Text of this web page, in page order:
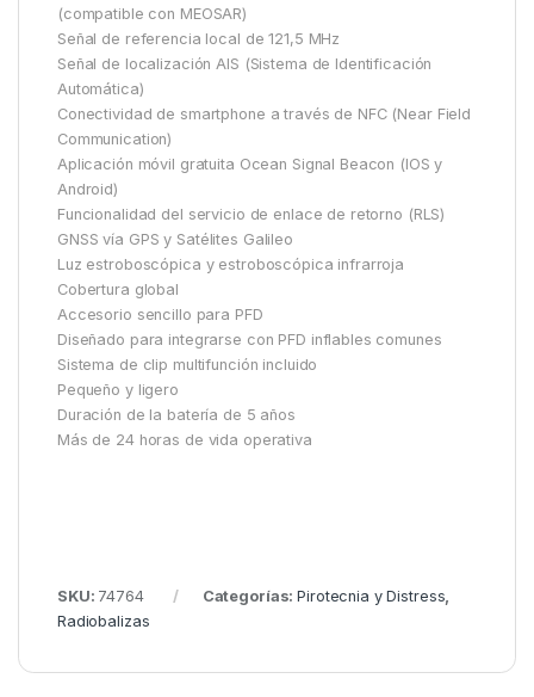
(compatible con MEOSAR)
Señal de referencia local de 121,5 MHz
Señal de localización AIS (Sistema de Identificación
Automática)
Conectividad de smartphone a través de NFC (Near Field
Communication)
Aplicación móvil gratuita Ocean Signal Beacon (IOS y
Android)
Funcionalidad del servicio de enlace de retorno (RLS)
GNSS vía GPS y Satélites Galileo
Luz estroboscópica y estroboscópica infrarroja
Cobertura global
Accesorio sencillo para PFD
Diseñado para integrarse con PFD inflables comunes
Sistema de clip multifunción incluido
Pequeño y ligero
Duración de la batería de 5 años
Más de 24 horas de vida operativa
SKU: 74764 Categorías:Pirotecnia y Distress,
Radiobalizas